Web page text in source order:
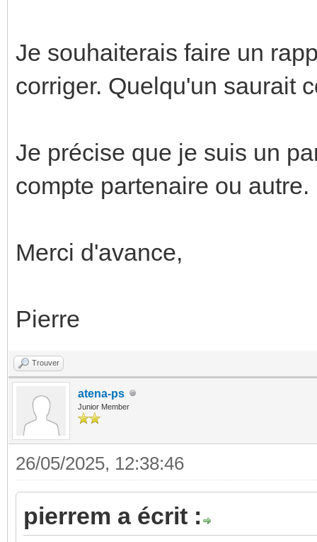
Je souhaiterais faire un
corriger. Quelqu'un saurait
Je précise que je suis un
compte partenaire ou autre.
Merci d'avance,
Pierre
Trouver
atena-ps
Junior Member
26/05/2025, 12:38:46
pierrem a écrit :